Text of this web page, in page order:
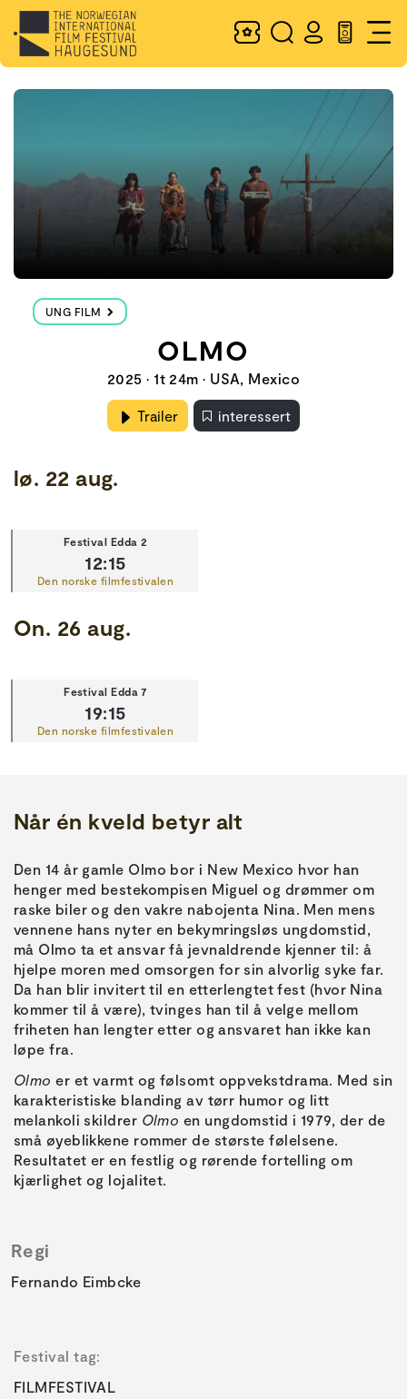
UNG FILM
OLMO
2025 • 1t 24m • USA, Mexico
Trailer interessert
lø. 22 aug.
Festival Edda 2
12:15
Den norske filmfestivalen
On. 26 aug.
Festival Edda 7
19:15
Den norske filmfestivalen
Når én kveld betyr alt
Den 14 år gamle Olmo bor i New Mexico hvor han
henger med bestekompisen Miguel og drømmer om
raske biler og den vakre nabojenta Nina. Men mens
vennene hans nyter en bekymringsløs ungdomstid,
må Olmo ta et ansvar få jevnaldrende kjenner til: å
hjelpe moren med omsorgen for sin alvorlig syke far.
Da han blir invitert til en etterlengtet fest (hvor Nina
kommer til å være), tvinges han til å velge mellom
friheten han lengter etter og ansvaret han ikke kan
løpe fra.
Olmoer et varmt og følsomt oppvekstdrama. Med sin
karakteristiske blanding av tørr humor og litt
melankoli skildrer Olmo en ungdomstid i 1979, der de
små øyeblikkene rommer de største følelsene.
Resultatet er en festlig og rørende fortelling om
kjærlighet og lojalitet.
Regi
Fernando Eimbcke
Festival tag:
FILMFESTIVAL